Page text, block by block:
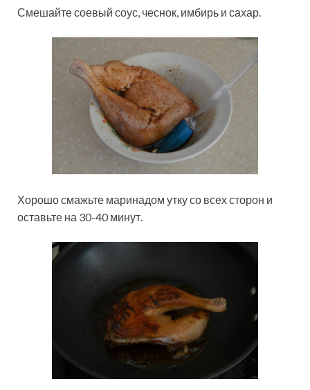
Смешайте соевый соус, чеснок, имбирь и сахар.
Хорошо смажьте маринадом утку со всех сторон и
оставьте на 30-40 минут.